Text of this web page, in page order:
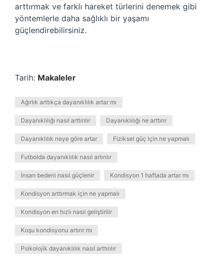
arttırmak ve farklı hareket türlerini denemek gibi
yöntemlerle daha sağlıklı bir yaşamı
güçlendirebilirsiniz.
Tarih: Makaleler
Ağırlık arttıkça dayanıklılık artar mı
Dayanıklılığı nasıl arttırılır Dayanıklılığı ne arttırır
Dayanıklılık neye göre artar Fiziksel güç için ne yapmalı
Futbolda dayanıklılık nasıl artırılır
İnsan bedeni nasıl güçlenir Kondisyon 1 haftada artar mı
Kondisyon arttırmak için ne yapmalı
Kondisyon en hızlı nasıl geliştirilir
Koşu kondisyonu artırır mı
Psikolojik dayanıklılık nasıl arttırılır